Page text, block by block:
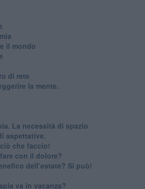
il mondo
di rete
la mente.
La necessità di spazio
aspettative.
che faccio!
con il dolore?
dell’estate? Si può!
va in vacanza?